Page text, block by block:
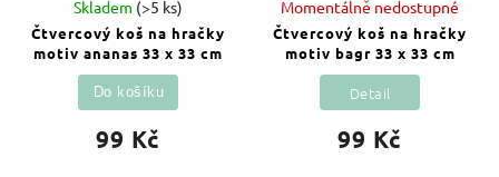
Čtvercový koš na hračky
motiv ananas 33 x 33 cm
Skladem (>5 ks)
99 Kč
Do košíku
Čtvercový koš na hračky
motiv bagr 33 x 33 cm
Momentálně nedostupné
99 Kč
Detail